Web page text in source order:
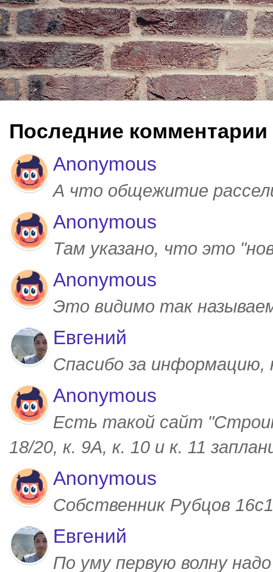
Последние комментарии
Anonymous
А что общежитие
Anonymous
Там указано, что это
Anonymous
Это видимо так
Евгений
Спасибо за
Anonymous
Есть такой сайт
18/20, к. 9А, к. 10 и к. 11
Anonymous
Собственник Рубцов
Евгений
По уму первую волну